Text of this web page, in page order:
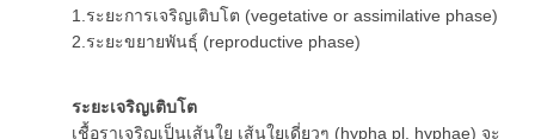
1.ระยะการเจริญเติบโต (vegetative or assimilative phase)
2.ระยะขยายพันธุ์ (reproductive phase)
ระยะเจริญเติบโต
เชื้อราเจริญเป็นเส้นใย เส้นใยเดี่ยวๆ (hypha pl. hyphae) จะ